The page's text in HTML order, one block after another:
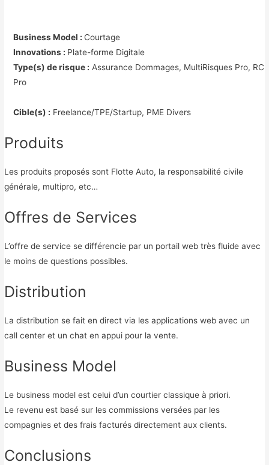
Business Model : Courtage
Innovations : Plate-forme Digitale
Type(s) de risque : Assurance Dommages, MultiRisques Pro, RC
Pro
Cible(s) : Freelance/TPE/Startup, PME Divers
Produits
Les produits proposés sont Flotte Auto, la responsabilité civile
générale, multipro, etc…
Offres de Services
L’offre de service se différencie par un portail web très fluide avec
le moins de questions possibles.
Distribution
La distribution se fait en direct via les applications web avec un
call center et un chat en appui pour la vente.
Business Model
Le business model est celui d’un courtier classique à priori.
Le revenu est basé sur les commissions versées par les
compagnies et des frais facturés directement aux clients.
Conclusions